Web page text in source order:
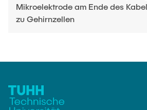
Mikroelektrode am Ende des
zu Gehirnzellen